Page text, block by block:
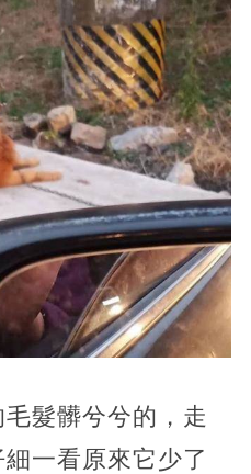
髮髒兮兮的，走
一看原來它少了